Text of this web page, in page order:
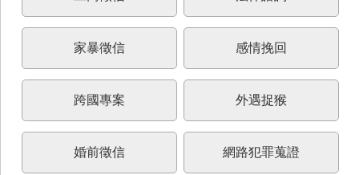
家暴徵信 感情挽回
跨國專案 外遇捉猴
婚前徵信 網路犯罪蒐證